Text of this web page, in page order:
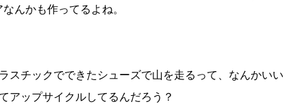
んかも作ってるよね。
スチックでできたシューズで山を走るって、なんかいい
アップサイクルしてるんだろう？